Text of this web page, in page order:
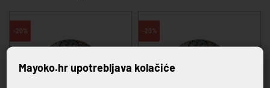
-20% -20%
Mayoko.hr upotrebljava kolačiće